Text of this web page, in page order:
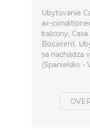
Ubytovanie
air-
balcony,
Bocairent.
sa nachádza
(Španielsko -